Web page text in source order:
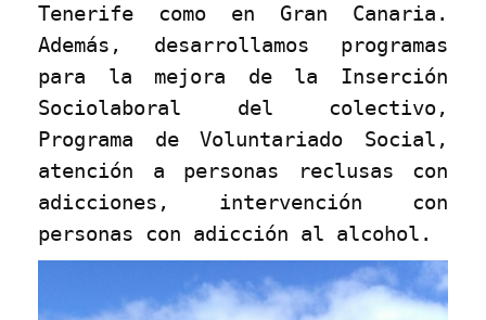
Tenerife como en Gran Canaria.
Además, desarrollamos programas
para la mejora de la Inserción
Sociolaboral del colectivo,
Programa de Voluntariado Social,
atención a personas reclusas con
adicciones, intervención con
personas con adicción al alcohol.